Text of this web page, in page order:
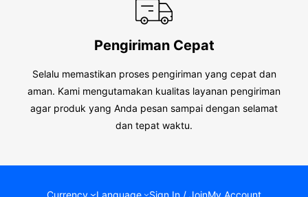
Pengiriman Cepat
Selalu memastikan proses pengiriman yang cepat dan
aman. Kami mengutamakan kualitas layanan pengiriman
agar produk yang Anda pesan sampai dengan selamat
dan tepat waktu.
Currency Language Sign In / JoinMy Account